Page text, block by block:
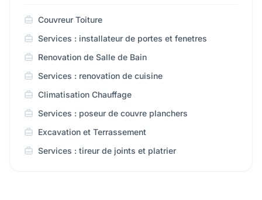
Couvreur Toiture
Services : installateur de portes et fenetres
Renovation de Salle de Bain
Services : renovation de cuisine
Climatisation Chauffage
Services : poseur de couvre planchers
Excavation et Terrassement
Services : tireur de joints et platrier